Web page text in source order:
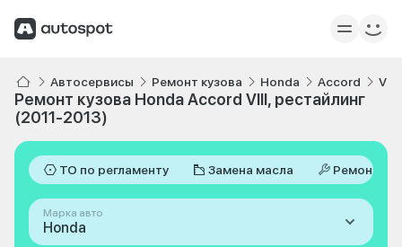
Автосервисы Ремонт кузова Honda Accord
Ремонт кузова Honda Accord VIII, рестайлинг
(2011-2013)
ТО по регламенту Замена масла Ремонт
Марка авто
Honda